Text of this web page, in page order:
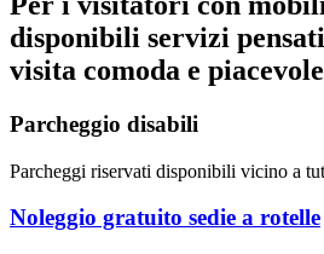
disponibili servizi
visita comoda e piacevole
Parcheggio disabili
Parcheggi riservati disponibili vicino a
Noleggio gratuito sedie a rotelle